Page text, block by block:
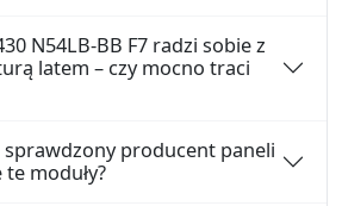
N54LB-BB F7 radzi sobie z
latem – czy mocno traci
sprawdzony producent paneli
moduły?